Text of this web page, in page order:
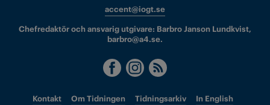
accent@iogt.se
Chefredaktör och ansvarig utgivare: Barbro Janson Lundkvist,
barbro@a4.se.
Kontakt Om Tidningen Tidningsarkiv In English